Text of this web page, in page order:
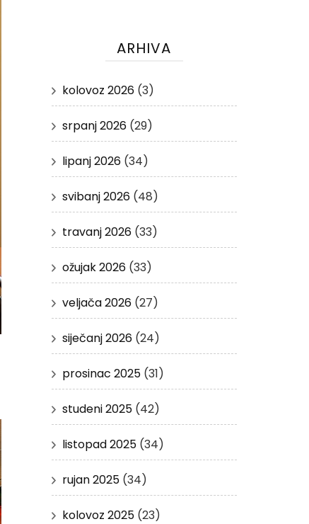
ARHIVA
kolovoz 2026(3)
srpanj 2026(29)
lipanj 2026(34)
svibanj 2026(48)
travanj 2026(33)
ožujak 2026(33)
veljača 2026(27)
siječanj 2026(24)
prosinac 2025(31)
studeni 2025(42)
listopad 2025(34)
rujan 2025(34)
kolovoz 2025(23)